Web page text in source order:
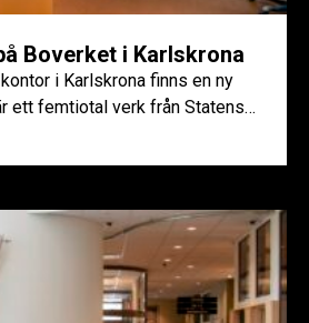
Boverket i Karlskrona
i Karlskrona finns en ny
ett femtiotal verk från Statens